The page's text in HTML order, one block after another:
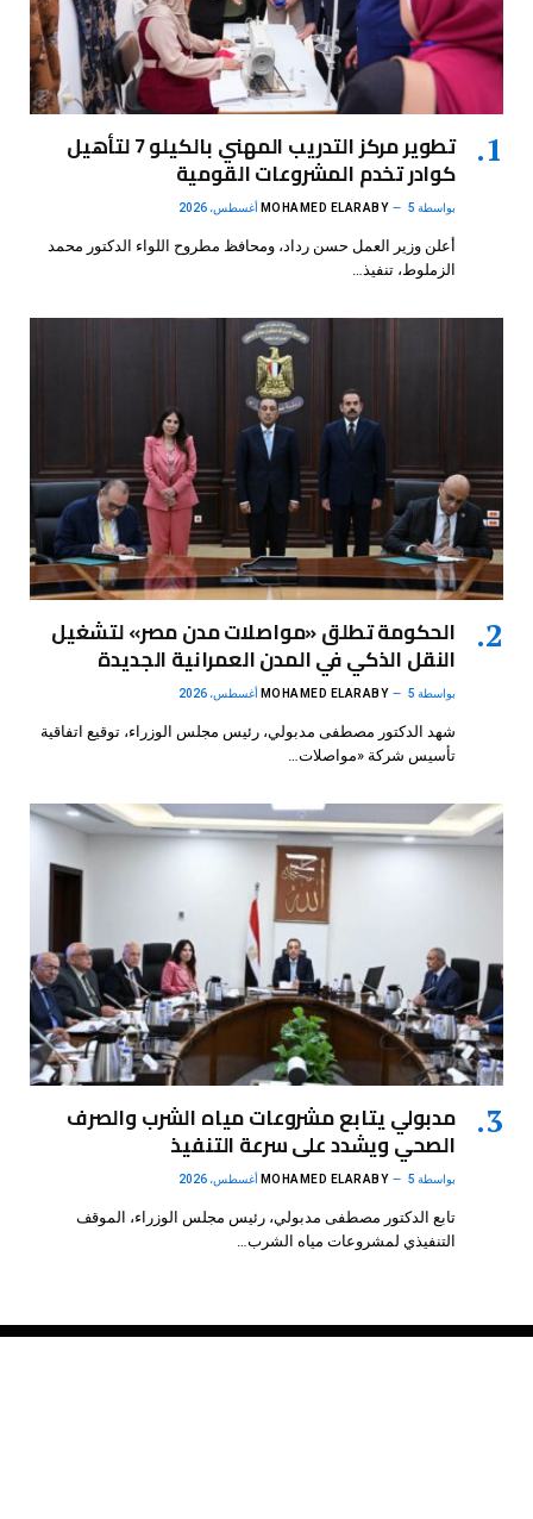
تطوير مركز التدريب المهني بالكيلو 7 لتأهيل
كوادر تخدم المشروعات القومية
بواسطة MOHAMED ELARABY 5 أغسطس، 2026
أعلن وزير العمل حسن رداد، ومحافظ مطروح اللواء الدكتور محمد
الزملوط، تنفيذ…
الحكومة تطلق «مواصلات مدن مصر» لتشغيل
النقل الذكي في المدن العمرانية الجديدة
بواسطة MOHAMED ELARABY 5 أغسطس، 2026
شهد الدكتور مصطفى مدبولي، رئيس مجلس الوزراء، توقيع اتفاقية
تأسيس شركة «مواصلات…
مدبولي يتابع مشروعات مياه الشرب والصرف
الصحي ويشدد على سرعة التنفيذ
بواسطة MOHAMED ELARABY 5 أغسطس، 2026
تابع الدكتور مصطفى مدبولي، رئيس مجلس الوزراء، الموقف
التنفيذي لمشروعات مياه الشرب…